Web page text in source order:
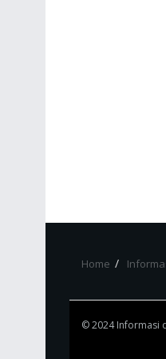
Home
© 2024 Informasi